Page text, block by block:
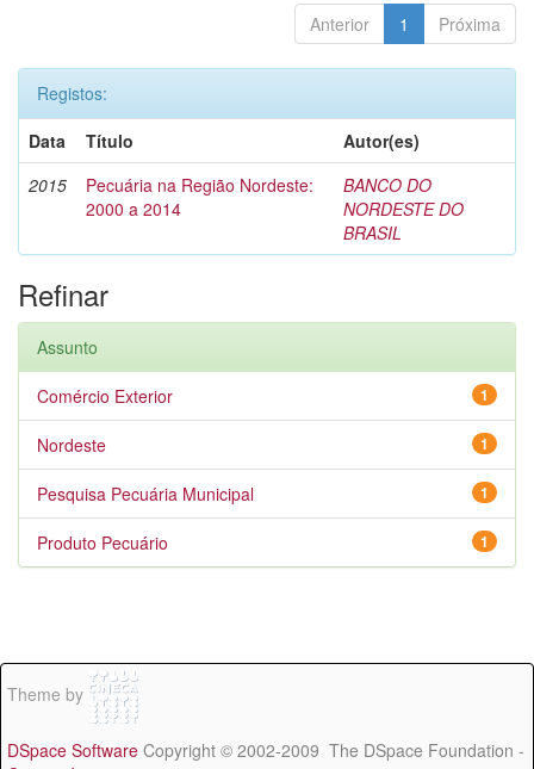
Anterior 1 Próxima
Registos:
Data
Título
Autor(es)
2015
Pecuária na Região Nordeste:
2000 a 2014
BANCO DO
NORDESTE DO
BRASIL
Refinar
Assunto
1
Comércio Exterior
1
Nordeste
1
Pesquisa Pecuária Municipal
1
Produto Pecuário
Theme by
DSpace Software Copyright © 2002-2009 The DSpace Foundation -